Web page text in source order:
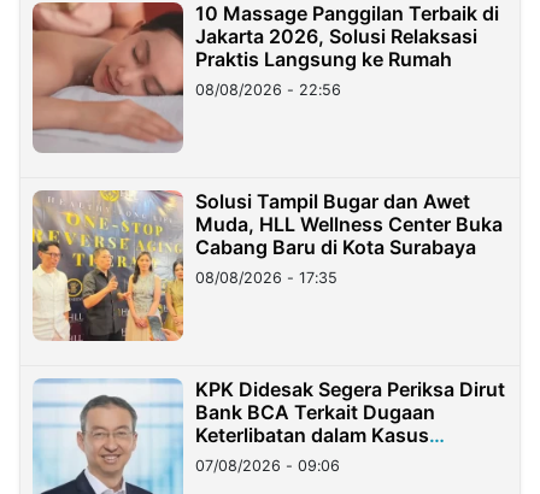
10 Massage Panggilan Terbaik di
Jakarta 2026, Solusi Relaksasi
Praktis Langsung ke Rumah
08/08/2026 - 22:56
Solusi Tampil Bugar dan Awet
Muda, HLL Wellness Center Buka
Cabang Baru di Kota Surabaya
08/08/2026 - 17:35
KPK Didesak Segera Periksa Dirut
Bank BCA Terkait Dugaan
Keterlibatan dalam Kasus
Hilangnya Dana Nasabah Rp2,58
Miliar
07/08/2026 - 09:06